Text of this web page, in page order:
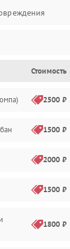
Стоимость
2500 ₽
1500 ₽
2000 ₽
1500 ₽
1800 ₽